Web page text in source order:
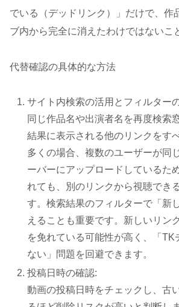
でいる（デッドリンク）」だけで、作
ブ内から完全に消えたわけではないこ
代替確認の具体的な方法
サイト内検索の活用とフィルター
同じ作品名や出演者名を再度検索
結果に表示される他のリンクをす
多くの場合、複数のユーザーが同
ーバーにアップロードしているた
れても、別のリンクから視聴でき
す。検索結果のフィルターで「新
えることも重要です。新しいリン
を免れている可能性が高く、「TK
ない」問題を回避できます。
投稿日時の確認:
動画の投稿日時をチェックし、古